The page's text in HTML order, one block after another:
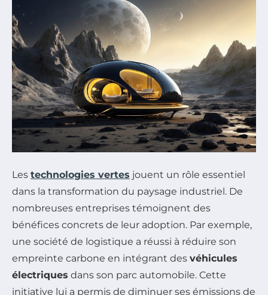
Les technologies vertes jouent un rôle essentiel
dans la transformation du paysage industriel. De
nombreuses entreprises témoignent des
bénéfices concrets de leur adoption. Par exemple,
une société de logistique a réussi à réduire son
empreinte carbone en intégrant des véhicules
électriques dans son parc automobile. Cette
initiative lui a permis de diminuer ses émissions de